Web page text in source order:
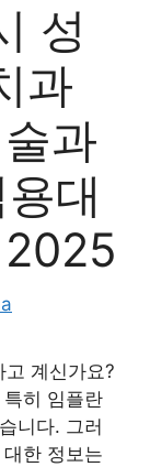
성
과
과
대
계신가요?
히 임플란
니다. 그러
한 정보는